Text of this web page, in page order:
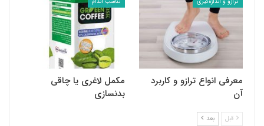
معرفی انواع ترازو و کاربرد
آن
مکمل لاغری یا چاقی
بدنسازی
قبل بعد